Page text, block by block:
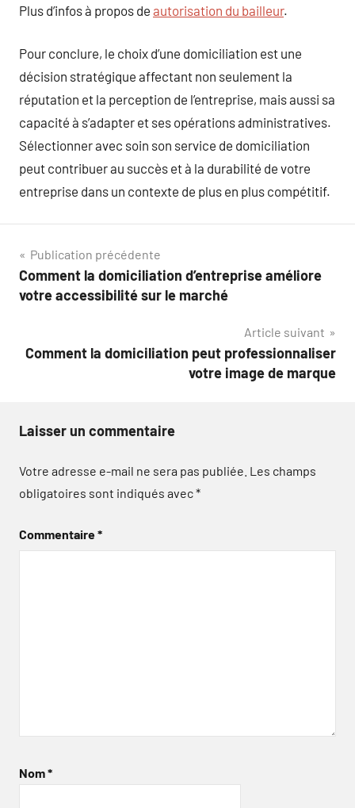
Plus d’infos à propos de autorisation du bailleur.
Pour conclure, le choix d’une domiciliation est une
décision stratégique affectant non seulement la
réputation et la perception de l’entreprise, mais aussi sa
capacité à s’adapter et ses opérations administratives.
Sélectionner avec soin son service de domiciliation
peut contribuer au succès et à la durabilité de votre
entreprise dans un contexte de plus en plus compétitif.
Navigation
de
Publication précédente
Comment la domiciliation d’entreprise améliore
votre accessibilité sur le marché
Article suivant
Comment la domiciliation peut professionnaliser
votre image de marque
Laisser un commentaire
Votre adresse e-mail ne sera pas publiée. Les champs
obligatoires sont indiqués avec*
Commentaire*
Nom*